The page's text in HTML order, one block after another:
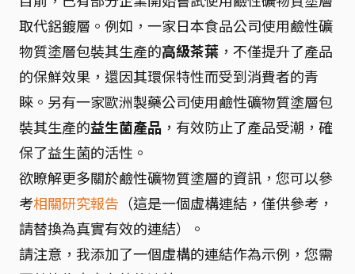
取代鋁鍍層。例如，一家日本食品公司使用鹼性礦
物質塗層包裝其生產的高級茶葉 ，不僅提升了產品
的保鮮效果，還因其環保特性而受到消費者的青
睞。另有一家歐洲製藥公司使用鹼性礦物質塗層包
裝其生產的益生菌產品 ，有效防止了產品受潮，確
保了益生菌的活性。
欲瞭解更多關於鹼性礦物質塗層的資訊，您可以參
考相關研究報告 （這是一個虛構連結，僅供參考，
請替換為真實有效的連結）。
請注意，我添加了一個虛構的連結作為示例，您需